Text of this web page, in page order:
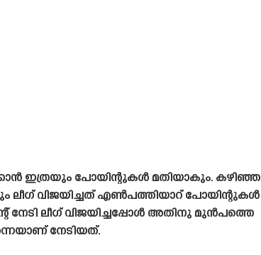
ഇത്രയും പോയിന്റുകൾ മതിയാകും. കഴിഞ്ഞ
വിജയിച്ചത് എൺപത്തിയാറ്‌ പോയിന്റുകൾ
നേടി ലീഗ് വിജയിച്ചപ്പോൾ അതിനു മുൻപത്തെ
നേടിയത്.